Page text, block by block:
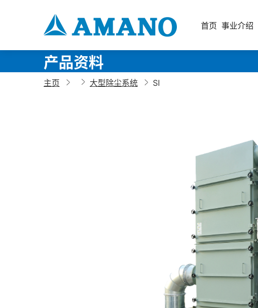
首页 事业介绍
产品资料
主页 大型除尘系统 SI